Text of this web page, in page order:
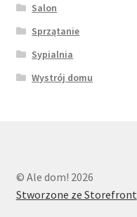
Salon
Sprzątanie
Sypialnia
Wystrój domu
© Ale dom! 2026
Stworzone ze Storefront